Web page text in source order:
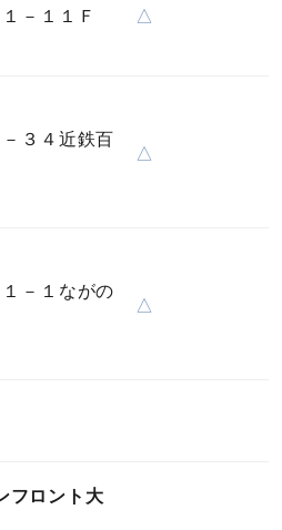
－１１Ｆ
△
３４近鉄百
△
－１ながの
△
フロント大